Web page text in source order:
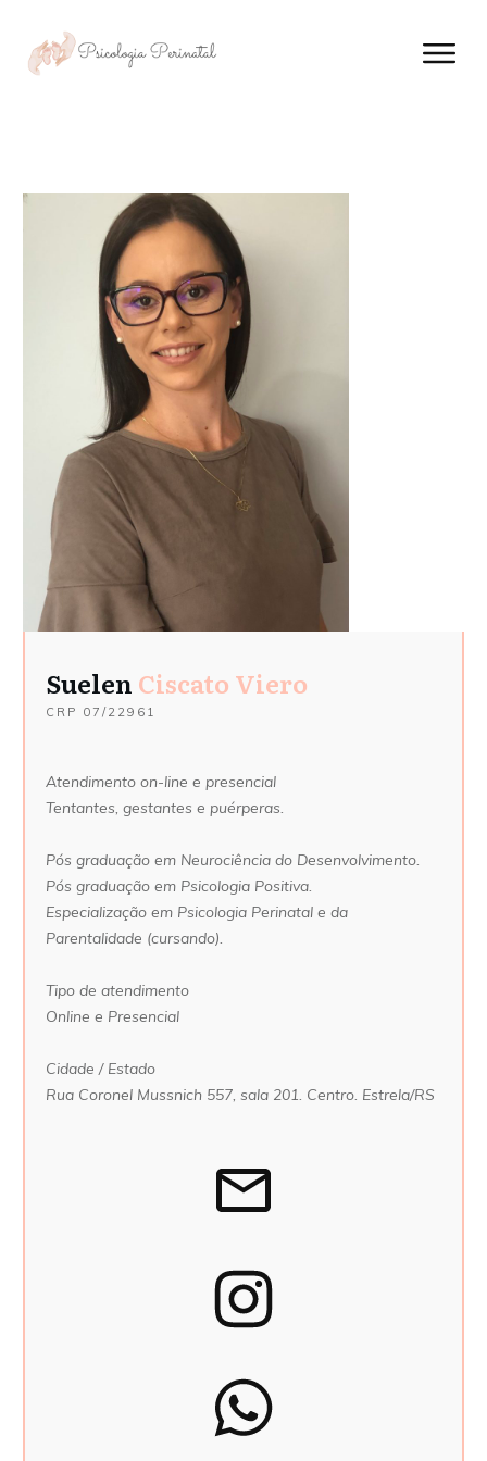
Suelen Ciscato Viero
CRP 07/22961
Atendimento on-line e presencial
Tentantes, gestantes e puérperas.
Pós graduação em Neurociência do Desenvolvimento.
Pós graduação em Psicologia Positiva.
Especialização em Psicologia Perinatal e da
Parentalidade (cursando).
Tipo de atendimento
Online e Presencial
Cidade / Estado
Rua Coronel Mussnich 557, sala 201. Centro. Estrela/RS